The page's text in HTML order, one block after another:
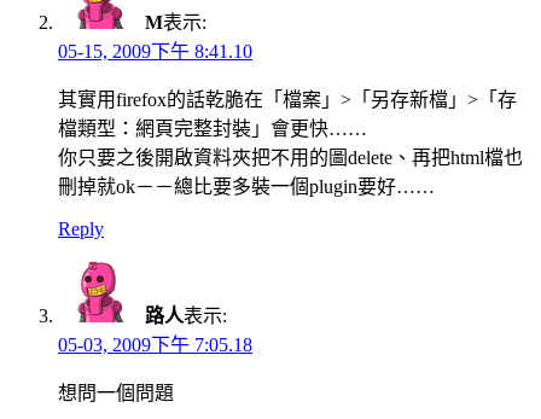
M表示:
05-15, 2009下午 8:41.10
其實用firefox的話乾脆在「檔案」>「另存新檔」>「存
檔類型：網頁完整封裝」會更快……
你只要之後開啟資料夾把不用的圖delete、再把html檔也
刪掉就ok－－總比要多裝一個plugin要好……
Reply
路人表示:
05-03, 2009下午 7:05.18
想問一個問題